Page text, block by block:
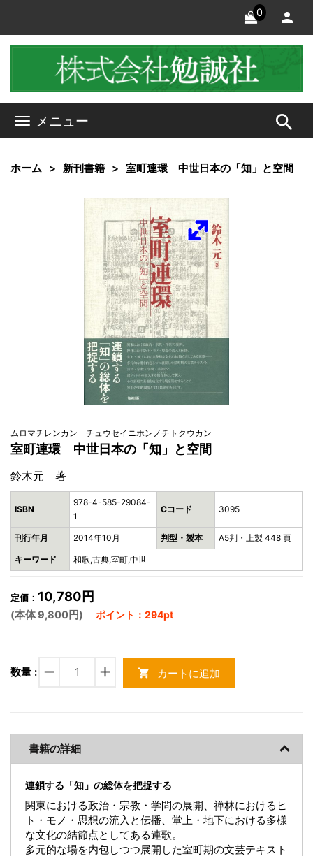
0
メニュー search
ホーム 新刊書籍 室町連環 中世日本の「知」と空間
ムロマチレンカン チュウセイニホンノチトクウカン
室町連環 中世日本の「知」と空間
鈴木元 著
ISBN
978-4-585-29084-
1
Cコード 3095
刊行年月 2014年10月 判型・製本 A5判・上製 448 頁
キーワード 和歌,古典,室町,中世
定価： 10,780円
(本体 9,800円) ポイント：294pt
数量 : remove add shopping_cart カートに追加
書籍の詳細
連鎖する「知」の総体を把捉する
関東における政治・宗教・学問の展開、禅林におけるヒ
ト・モノ・思想の流入と伝播、堂上・地下における多様
な文化の結節点としてある連歌。
多元的な場を内包しつつ展開した室町期の文芸テキスト